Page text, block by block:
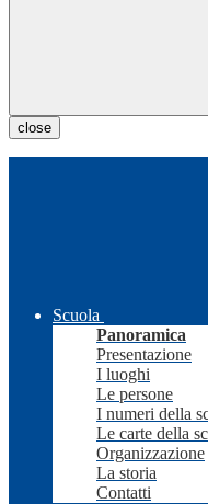
close
Scuola
Panoramica
Presentazione
I luoghi
Le persone
I numeri della
Le carte della
Organizzazione
La storia
Contatti